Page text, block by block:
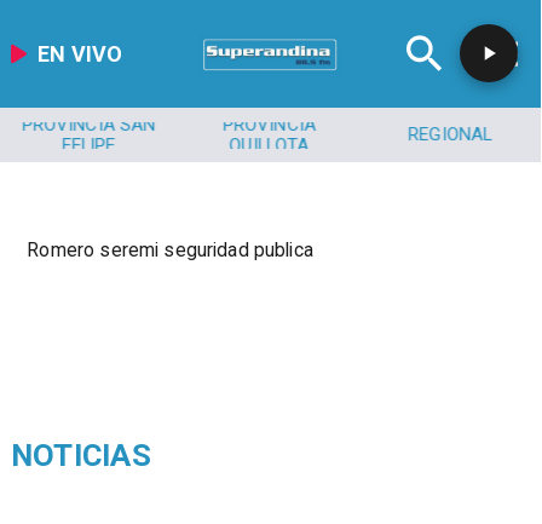
EN VIVO
PROVINCIA SAN
FELIPE
PROVINCIA
QUILLOTA
REGIONAL
Romero seremi seguridad publica
NOTICIAS